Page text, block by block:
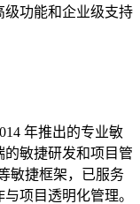
级功能和企业级支持
年推出的专业敏
敏捷研发和项目管
敏捷框架，已服务
项目透明化管理。